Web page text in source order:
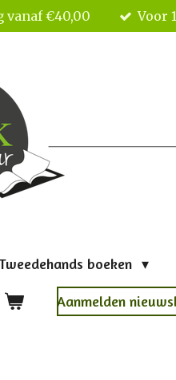
vanaf €40,00 Voor
Tweedehands boeken
Aanmelden